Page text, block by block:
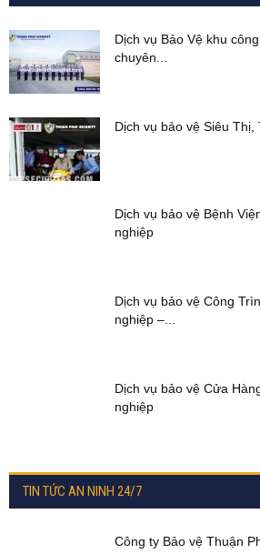
Dịch vụ Bảo Vệ khu
chuyên...
Dịch vụ bảo vệ Siêu
Dịch vụ bảo vệ Bệnh
nghiệp
Dịch vụ bảo vệ Công
nghiệp –...
Dịch vụ bảo vệ Cửa
nghiệp
TIN TỨC AN NINH 24/7
Công ty Bảo vệ Thuận